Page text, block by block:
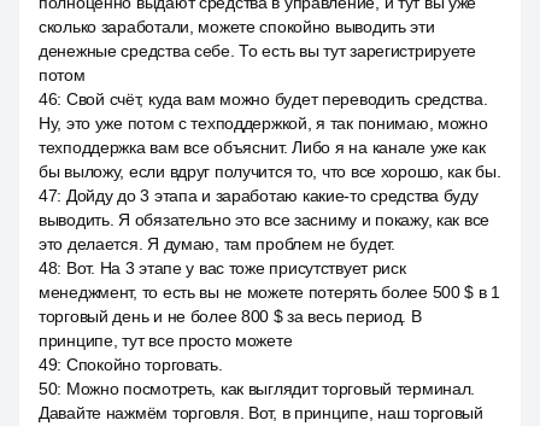
сколько заработали, можете спокойно выводить эти
денежные средства себе. То есть вы тут зарегистрируете
потом
46: Свой счёт, куда вам можно будет переводить средства.
Ну, это уже потом с техподдержкой, я так понимаю, можно
техподдержка вам все объяснит. Либо я на канале уже как
бы выложу, если вдруг получится то, что все хорошо, как бы.
47: Дойду до 3 этапа и заработаю какие-то средства буду
выводить. Я обязательно это все засниму и покажу, как все
это делается. Я думаю, там проблем не будет.
48: Вот. На 3 этапе у вас тоже присутствует риск
менеджмент, то есть вы не можете потерять более 500 $ в 1
торговый день и не более 800 $ за весь период. В
принципе, тут все просто можете
49: Спокойно торговать.
50: Можно посмотреть, как выглядит торговый терминал.
Давайте нажмём торговля. Вот, в принципе, наш торговый